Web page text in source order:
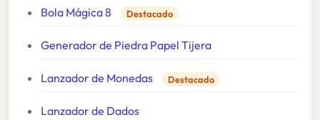
Bola Mágica 8 Destacado
Generador de Piedra Papel Tijera
Lanzador de Monedas Destacado
Lanzador de Dados